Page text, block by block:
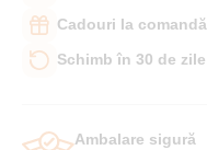
Cadouri la comandă
Schimb în 30 de zile
Ambalare sigură